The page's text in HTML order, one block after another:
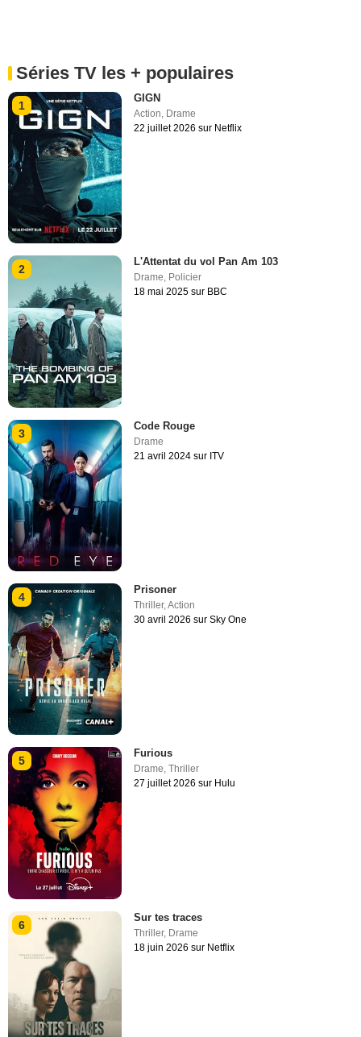
Séries TV les + populaires
1
GIGN
Action, Drame
22 juillet 2026 sur Netflix
2
L'Attentat du vol Pan Am 103
Drame, Policier
18 mai 2025 sur BBC
3
Code Rouge
Drame
21 avril 2024 sur ITV
4
Prisoner
Thriller,Action
30 avril 2026 sur Sky One
5
Furious
Drame,Thriller
27 juillet 2026 sur Hulu
6
Sur tes traces
Thriller, Drame
18 juin 2026 sur Netflix